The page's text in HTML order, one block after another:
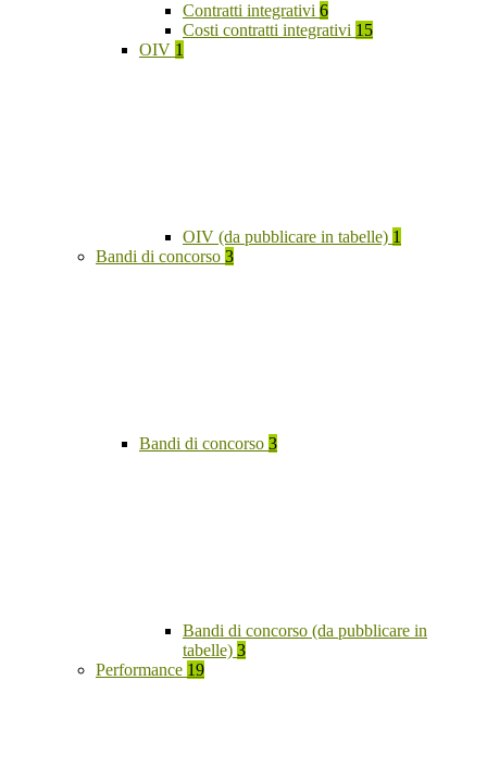
Contratti integrativi 6
Costi contratti integrativi 15
OIV 1
OIV (da pubblicare in tabelle) 1
Bandi di concorso 3
Bandi di concorso 3
Bandi di concorso (da pubblicare in
tabelle) 3
Performance 19